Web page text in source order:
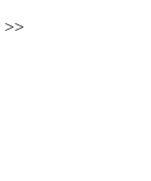
>>